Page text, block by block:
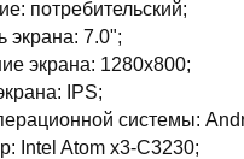
потребительский;
экрана: 7.0";
экрана: 1280x800;
IPS;
системы:
Intel Atom x3-C3230;